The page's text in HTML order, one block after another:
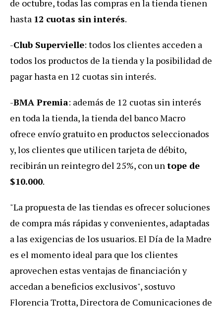
de octubre, todas las compras en la tienda tienen
hasta 12 cuotas sin interés.
-Club Supervielle: todos los clientes acceden a
todos los productos de la tienda y la posibilidad de
pagar hasta en 12 cuotas sin interés.
-BMA Premia: además de 12 cuotas sin interés
en toda la tienda, la tienda del banco Macro
ofrece envío gratuito en productos seleccionados
y, los clientes que utilicen tarjeta de débito,
recibirán un reintegro del 25%, con untope de
$10.000.
"La propuesta de las tiendas es ofrecer soluciones
de compra más rápidas y convenientes, adaptadas
a las exigencias de los usuarios. El Día de la Madre
es el momento ideal para que los clientes
aprovechen estas ventajas de financiación y
accedan a beneficios exclusivos", sostuvo
Florencia Trotta, Directora de Comunicaciones de